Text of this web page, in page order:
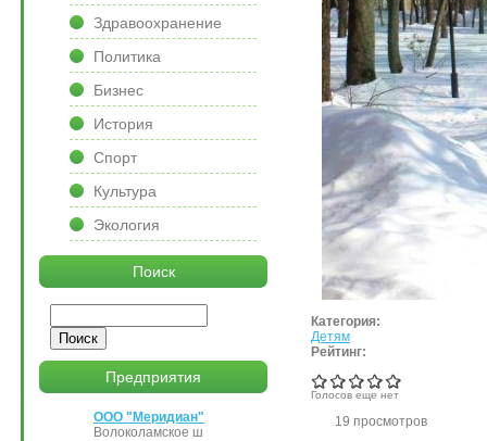
Категория:
Детям
Рейтинг:
Голосов еще нет
19 просмотров
Здравоохранение
Политика
Бизнес
История
Спорт
Культура
Экология
Поиск
Предприятия
ООО "Меридиан"
Волоколамское ш